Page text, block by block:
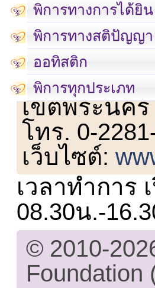
พิการทางการได้ยิ
พิการทางสติปัญญ
ออทิสติก
พิการทุกประเภท
เลขที่ 23 ชั้
เขตพระนค
โทร. 0-
เว็บไซต์:
เวลาทำการ
08.30น.-
© 2010-
Foundation